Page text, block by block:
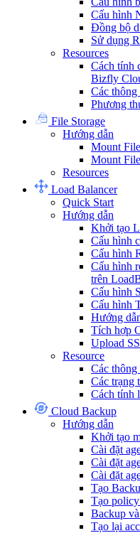
Cấu hình
Đồng bộ
Sử dụng
Resources
Cách tính
Bizfly
Các thông
Phương
File Storage
Hướng dẫn
Mount
Mount
Resources
Load Balancer
Quick Start
Hướng dẫn
Khởi tạo
Cấu hình
Cấu hình
Cấu hình
trên
Cấu hình
Cấu hình
Hướng
Tích hợp
Upload
Resource
Các thông
Các trạng
Cách tính
Cloud Backup
Hướng dẫn
Khởi tạo
Cài đặt
Cài đặt
Cài đặt
Tạo
Tạo
Backup
Tạo lại